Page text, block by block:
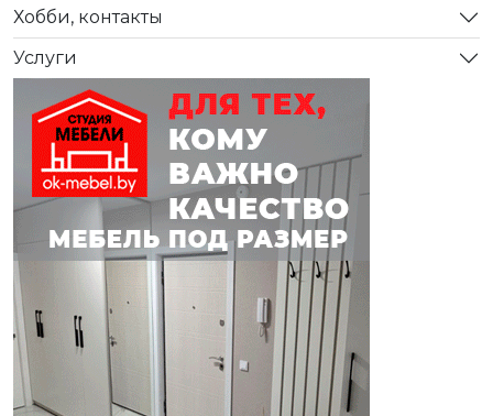
Хобби, контакты
Услуги